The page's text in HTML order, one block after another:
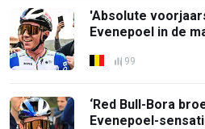
'Absolute
Evenepoel in de
99
‘Red Bull-Bora
Evenepoel-